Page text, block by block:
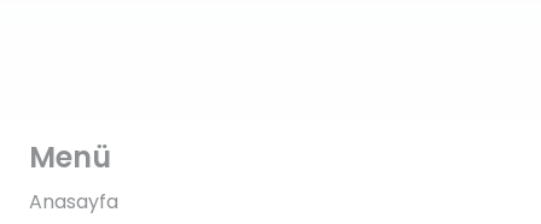
Menü
Anasayfa